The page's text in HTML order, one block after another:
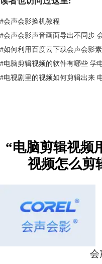
#会声会影换机教程
#会声会影声音画面导出不同步
#如何利用百度云下载会声会影
#电脑剪辑视频的软件有哪些 学
#电视剧里的视频如何剪辑出来
“电脑剪辑视频
视频怎么剪
会